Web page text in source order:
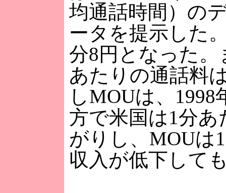
均通話時間）の
ータを提示した
分8円となった。
あたりの通話料
しMOUは、1998
方で米国は1分
がりし、MOUは
収入が低下して